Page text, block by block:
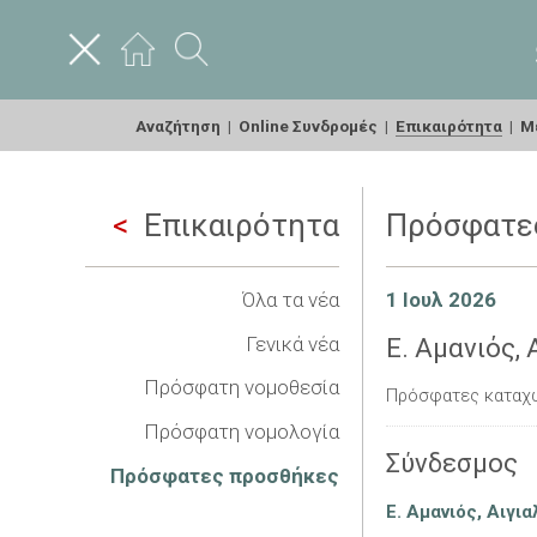
Αναζήτηση | Online Συνδρομές | Επικαιρότητα |
Επικαιρότητα
Όλα τα νέα
Γενικά νέα
Πρόσφατη νομοθεσία
Πρόσφατη νομολογία
Πρόσφατες προσθήκες
1 Ιουλ 2026
Ε. Αμανιός,
Πρόσφατες
Σύνδεσμος
Ε. Αμανιός,